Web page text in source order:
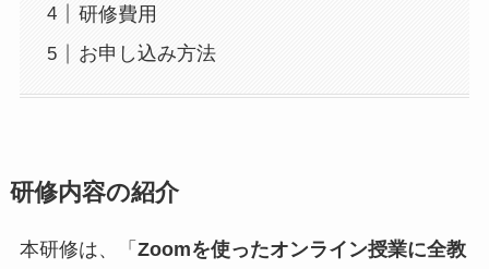
研修費用
お申し込み方法
研修内容の紹介
本研修は、「 Zoomを使ったオンライン授業に全教